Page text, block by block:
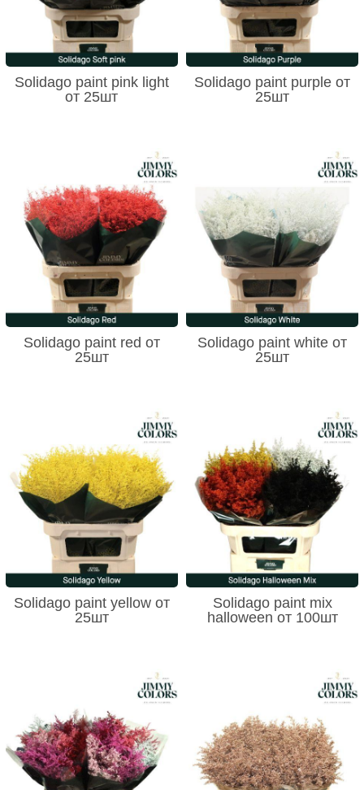
Solidago paint pink light
от 25шт
Solidago paint purple от
25шт
Solidago paint red от
25шт
Solidago paint white от
25шт
Solidago paint yellow от
25шт
Solidago paint mix
halloween от 100шт